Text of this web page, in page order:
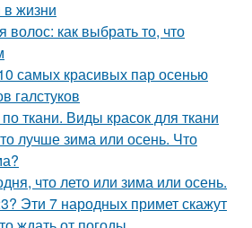
в жизни
как выбрать то, что
самых красивых пар осенью
галстуков
ткани. Виды красок для ткани
лучше зима или осень. Что
что лето или зима или осень.
Эти 7 народных примет скажут